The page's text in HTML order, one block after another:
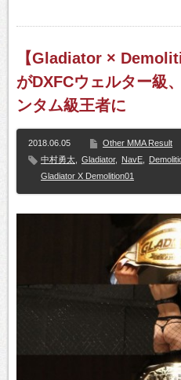
【Gladiator ×
がDXFCウェルター級
ンタム級王者に
2018.06.05
Other MMA Result
中村勇太
Gladiator, NavE
Gladiator X Demolition01